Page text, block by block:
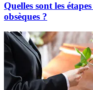
Quelles sont les
obsèques ?